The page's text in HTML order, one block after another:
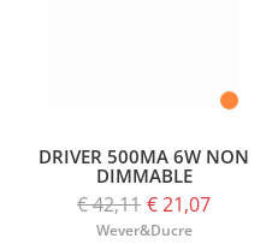
DRIVER 500MA 6W NON
DIMMABLE
€ 42,11 € 21,07
Wever&Ducre